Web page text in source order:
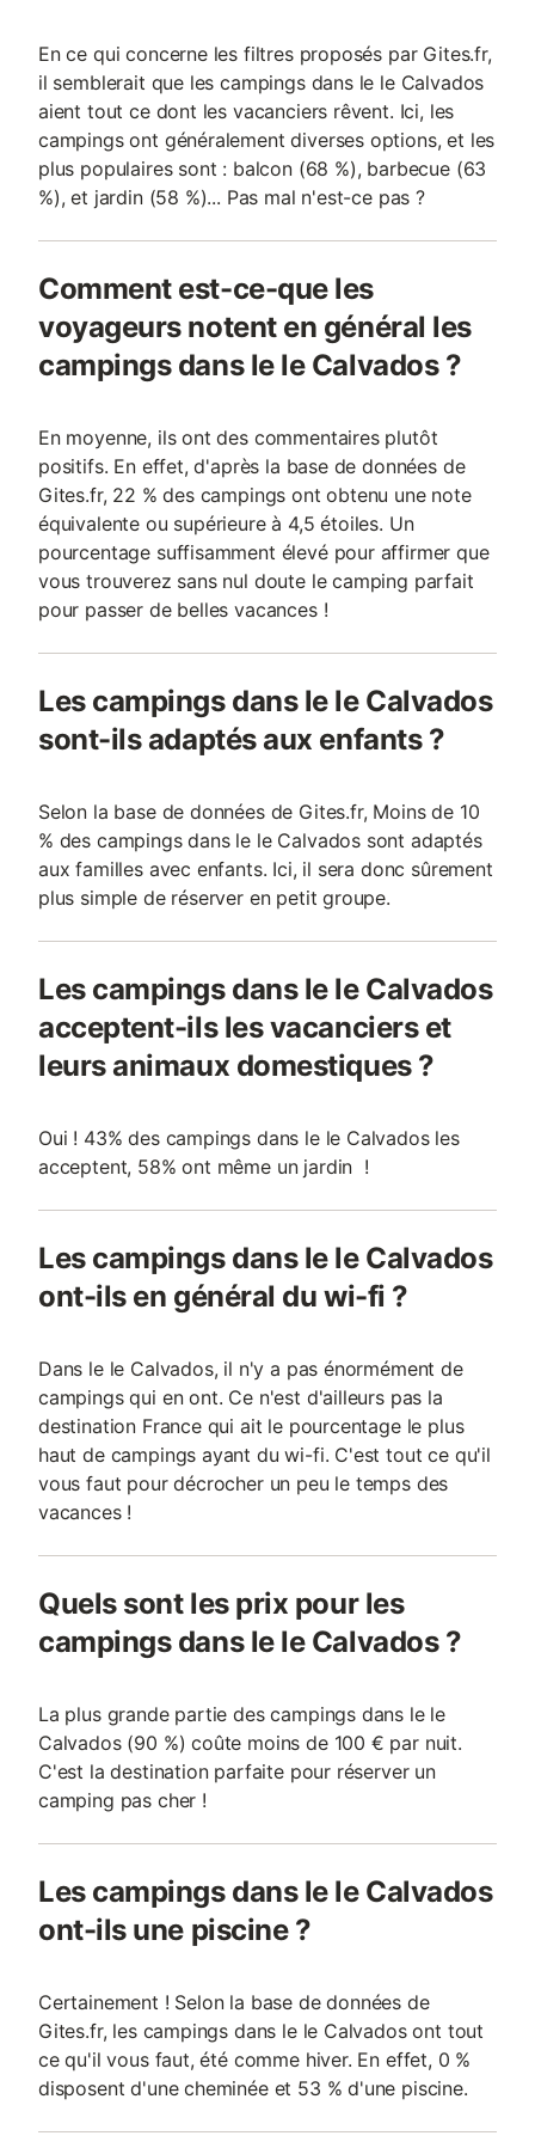
En ce qui concerne les filtres proposés par Gites.fr,
il semblerait que les campings dans le le Calvados
aient tout ce dont les vacanciers rêvent. Ici, les
campings ont généralement diverses options, et les
plus populaires sont : balcon (68 %), barbecue (63
%), et jardin (58 %)... Pas mal n'est-ce pas ?
Comment est-ce-que les
voyageurs notent en général les
campings dans le le Calvados ?
En moyenne, ils ont des commentaires plutôt
positifs. En effet, d'après la base de données de
Gites.fr, 22 % des campings ont obtenu une note
équivalente ou supérieure à 4,5 étoiles. Un
pourcentage suffisamment élevé pour affirmer que
vous trouverez sans nul doute le camping parfait
pour passer de belles vacances !
Les campings dans le le Calvados
sont-ils adaptés aux enfants ?
Selon la base de données de Gites.fr, Moins de 10
% des campings dans le le Calvados sont adaptés
aux familles avec enfants. Ici, il sera donc sûrement
plus simple de réserver en petit groupe.
Les campings dans le le Calvados
acceptent-ils les vacanciers et
leurs animaux domestiques ?
Oui ! 43% des campings dans le le Calvados les
acceptent, 58% ont même un jardin !
Les campings dans le le Calvados
ont-ils en général du wi-fi ?
Dans le le Calvados, il n'y a pas énormément de
campings qui en ont. Ce n'est d'ailleurs pas la
destination France qui ait le pourcentage le plus
haut de campings ayant du wi-fi. C'est tout ce qu'il
vous faut pour décrocher un peu le temps des
vacances !
Quels sont les prix pour les
campings dans le le Calvados ?
La plus grande partie des campings dans le le
Calvados (90 %) coûte moins de 100 € par nuit.
C'est la destination parfaite pour réserver un
camping pas cher !
Les campings dans le le Calvados
ont-ils une piscine ?
Certainement ! Selon la base de données de
Gites.fr, les campings dans le le Calvados ont tout
ce qu'il vous faut, été comme hiver. En effet, 0 %
disposent d'une cheminée et 53 % d'une piscine.